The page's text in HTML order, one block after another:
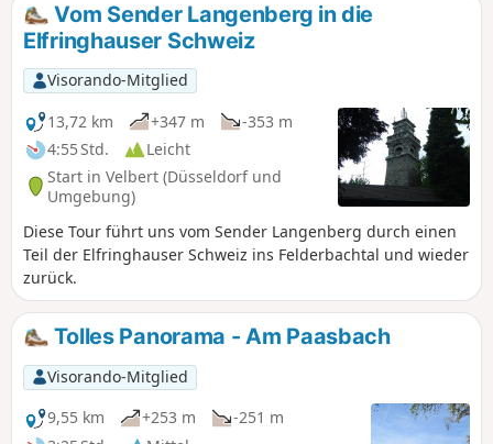
Vom Sender Langenberg in die
Elfringhauser Schweiz
Visorando-Mitglied
13,72 km
+347 m
-353 m
4:55 Std.
Leicht
Start in Velbert (Düsseldorf und
Umgebung)
Diese Tour führt uns vom Sender Langenberg durch einen
Teil der Elfringhauser Schweiz ins Felderbachtal und wieder
zurück.
Tolles Panorama - Am Paasbach
Visorando-Mitglied
9,55 km
+253 m
-251 m